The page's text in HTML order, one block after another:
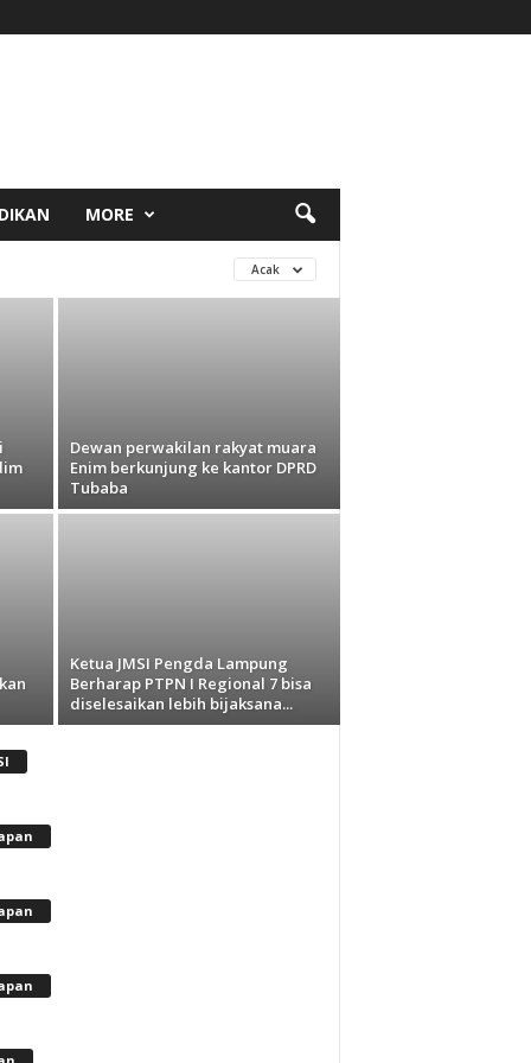
MORE
Acak
Dewan perwakilan rakyat muara
Enim berkunjung ke kantor DPRD
Tubaba
Ketua JMSI Pengda Lampung
Berharap PTPN I Regional 7 bisa
diselesaikan lebih bijaksana...